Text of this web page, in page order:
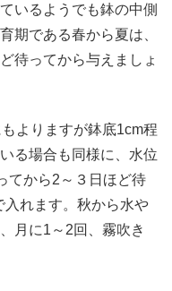
いるようでも鉢の中側
期である春から夏は、
待ってから与えましょ
よりますが鉢底1cm程
る場合も同様に、水位
てから2～３日ほど待
入れます。秋から水や
月に1～2回、霧吹き